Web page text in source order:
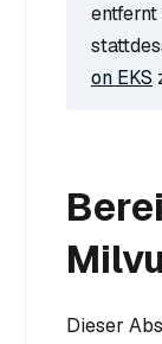
on EKS
Dieser